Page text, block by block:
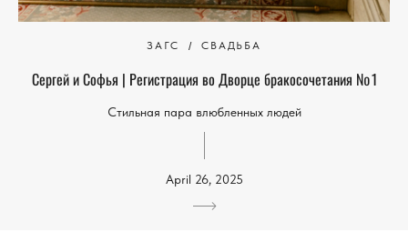
ЗАГС СВАДЬБА
Сергей и Софья | Регистрация во Дворце бракосочетания № 1
Стильная пара влюбленных людей
April 26, 2025